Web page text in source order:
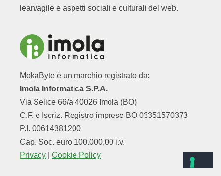
lean/agile e aspetti sociali e culturali del web.
MokaByte è un marchio registrato da:
Imola Informatica S.P.A.
Via Selice 66/a 40026 Imola (BO)
C.F. e Iscriz. Registro imprese BO 03351570373
P.I. 00614381200
Cap. Soc. euro 100.000,00 i.v.
Privacy
Cookie Policy